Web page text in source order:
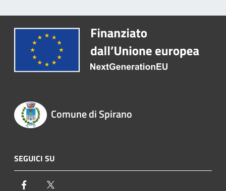
Comune di Spirano
SEGUICI SU
Facebook